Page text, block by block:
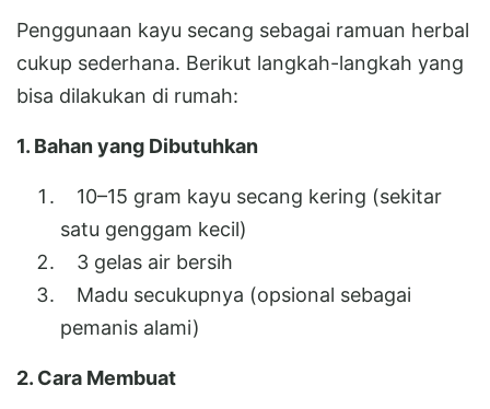
Penggunaan kayu secang sebagai ramuan herbal
cukup sederhana. Berikut langkah-langkah yang
bisa dilakukan di rumah:
1. Bahan yang Dibutuhkan
10–15 gram kayu secang kering (sekitar
satu genggam kecil)
3 gelas air bersih
Madu secukupnya (opsional sebagai
pemanis alami)
2. Cara Membuat